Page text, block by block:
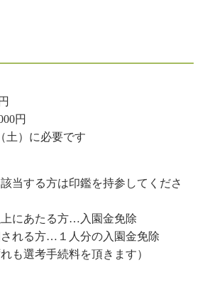
円
土）に必要です
当する方は印鑑を持参してくださ
にあたる方…入園金免除
れる方…１人分の入園金免除
も選考手続料を頂きます）